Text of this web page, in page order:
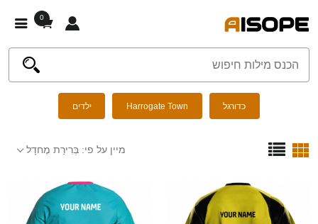
0
כדורגל Harrogate Town ילדים
מיין על פי: בְּרִירַת מֶחדָל